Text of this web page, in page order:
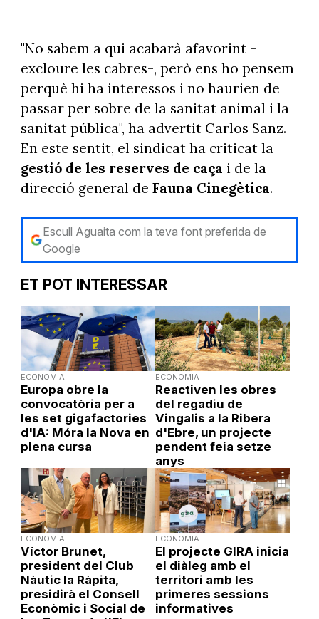
"No sabem a qui acabarà afavorint -
excloure les cabres-, però ens ho pensem
perquè hi ha interessos i no haurien de
passar per sobre de la sanitat animal i la
sanitat pública", ha advertit Carlos Sanz.
En este sentit, el sindicat ha criticat la
gestió de les reserves de caça i de la
direcció general de Fauna Cinegètica.
Escull Aguaita com la teva font preferida de
Google
ET POT INTERESSAR
ECONOMIA
Europa obre la
convocatòria per a
les set gigafactories
d'IA: Móra la Nova en
plena cursa
ECONOMIA
Reactiven les obres
del regadiu de
Vingalis a la Ribera
d'Ebre, un projecte
pendent feia setze
anys
ECONOMIA
Víctor Brunet,
president del Club
Nàutic la Ràpita,
presidirà el Consell
Econòmic i Social de
ECONOMIA
El projecte GIRA inicia
el diàleg amb el
territori amb les
primeres sessions
informatives